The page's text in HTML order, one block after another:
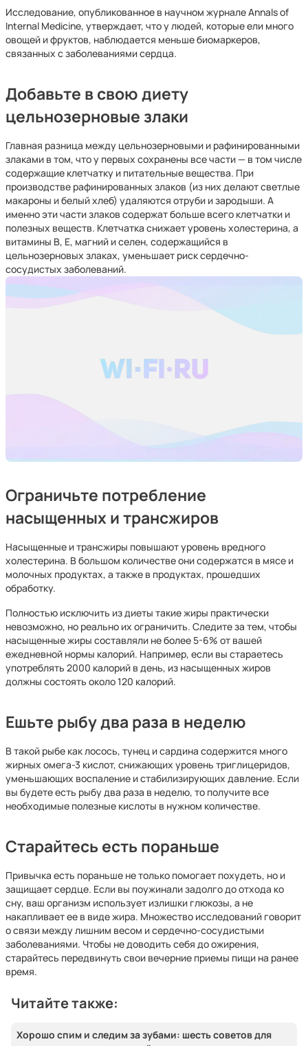
Исследование, опубликованное в научном журнале Annals of
Internal Medicine, утверждает, что у людей, которые ели много
овощей и фруктов, наблюдается меньше биомаркеров,
связанных с заболеваниями сердца.
Добавьте в свою диету
цельнозерновые злаки
Главная разница между цельнозерновыми и рафинированными
злаками в том, что у первых сохранены все части — в том числе
содержащие клетчатку и питательные вещества. При
производстве рафинированных злаков (из них делают светлые
макароны и белый хлеб) удаляются отруби и зародыши. А
именно эти части злаков содержат больше всего клетчатки и
полезных веществ. Клетчатка снижает уровень холестерина, а
витамины B, E, магний и селен, содержащийся в
цельнозерновых злаках, уменьшает риск сердечно-
сосудистых заболеваний.
Ограничьте потребление
насыщенных и трансжиров
Насыщенные и трансжиры повышают уровень вредного
холестерина. В большом количестве они содержатся в мясе и
молочных продуктах, а также в продуктах, прошедших
обработку.
Полностью исключить из диеты такие жиры практически
невозможно, но реально их ограничить. Следите за тем, чтобы
насыщенные жиры составляли не более 5-6% от вашей
ежедневной нормы калорий. Например, если вы стараетесь
употреблять 2000 калорий в день, из насыщенных жиров
должны состоять около 120 калорий.
Ешьте рыбу два раза в неделю
В такой рыбе как лосось, тунец и сардина содержится много
жирных омега-3 кислот, снижающих уровень триглицеридов,
уменьшающих воспаление и стабилизирующих давление. Если
вы будете есть рыбу два раза в неделю, то получите все
необходимые полезные кислоты в нужном количестве.
Старайтесь есть пораньше
Привычка есть пораньше не только помогает похудеть, но и
защищает сердце. Если вы поужинали задолго до отхода ко
сну, ваш организм использует излишки глюкозы, а не
накапливает ее в виде жира. Множество исследований говорит
о связи между лишним весом и сердечно-сосудистыми
заболеваниями. Чтобы не доводить себя до ожирения,
старайтесь передвинуть свои вечерние приемы пищи на ранее
время.
Читайте также:
Хорошо спим и следим за зубами: шесть советов для